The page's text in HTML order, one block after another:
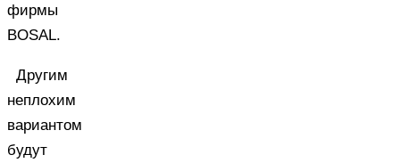
фирмы
BOSAL.
Другим
неплохим
вариантом
будут